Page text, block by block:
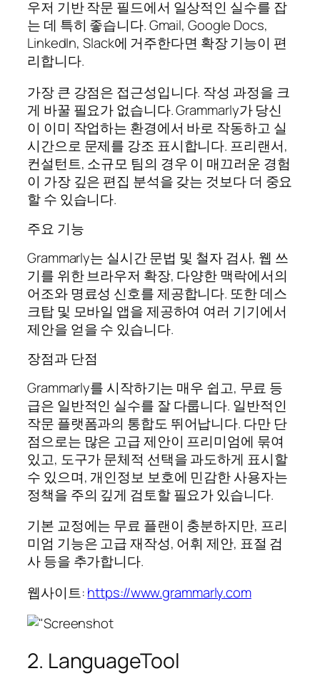
우저 기반 작문 필드에서 일상적인 실수를 잡
는 데 특히 좋습니다. Gmail, Google Docs,
LinkedIn, Slack에 거주한다면 확장 기능이 편
리합니다.
가장 큰 강점은 접근성입니다. 작성 과정을 크
게 바꿀 필요가 없습니다. Grammarly가 당신
이 이미 작업하는 환경에서 바로 작동하고 실
시간으로 문제를 강조 표시합니다. 프리랜서,
컨설턴트, 소규모 팀의 경우 이 매끄러운 경험
이 가장 깊은 편집 분석을 갖는 것보다 더 중요
할 수 있습니다.
주요 기능
Grammarly는 실시간 문법 및 철자 검사, 웹 쓰
기를 위한 브라우저 확장, 다양한 맥락에서의
어조와 명료성 신호를 제공합니다. 또한 데스
크탑 및 모바일 앱을 제공하여 여러 기기에서
제안을 얻을 수 있습니다.
장점과 단점
Grammarly를 시작하기는 매우 쉽고, 무료 등
급은 일반적인 실수를 잘 다룹니다. 일반적인
작문 플랫폼과의 통합도 뛰어납니다. 다만 단
점으로는 많은 고급 제안이 프리미엄에 묶여
있고, 도구가 문체적 선택을 과도하게 표시할
수 있으며, 개인정보 보호에 민감한 사용자는
정책을 주의 깊게 검토할 필요가 있습니다.
기본 교정에는 무료 플랜이 충분하지만, 프리
미엄 기능은 고급 재작성, 어휘 제안, 표절 검
사 등을 추가합니다.
웹사이트:https://www.grammarly.com
2. LanguageTool